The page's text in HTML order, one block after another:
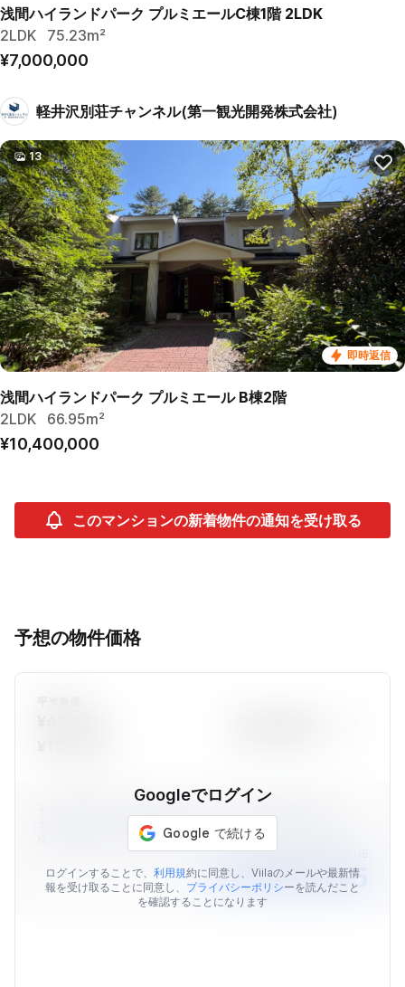
浅間ハイランドパーク プルミエールC棟1階 2LDK
2LDK
75.23m²
¥7,000,000
軽井沢別荘チャンネル(第一観光開発株式会社)
即時返信
13
浅間ハイランドパーク プルミエール B棟2階
2LDK
66.95m²
¥10,400,000
このマンションの新着物件の通知を受け取る
予想の物件価格
Googleでログイン
ログインすることで、 利用規約に同意し、Viilaのメールや最新情
報を受け取ることに同意し、 プライバシーポリシーを読んだこと
を確認することになります
す。表示されている予想価格はあくまでも目安であり、販売価
格を保証するものではありません。
AVERAGE MARKET VALUE
￥4,404,445